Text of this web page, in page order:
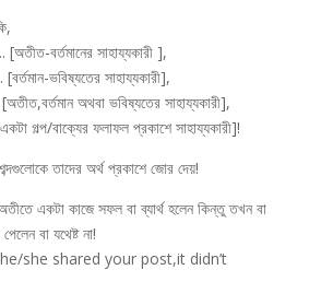
বর্তমানের সাহায্যকারী ],
ভবিষ্যতের সাহায্যকারী],
অথবা ভবিষ্যতের সাহায্যকারী],
গল্প/বাক্যের ফলাফল প্রকাশে সাহায্যকারী]!
তাদের অর্থ প্রকাশে জোর দেয়!
একটা কাজে সফল বা ব্যার্থ হলেন কিন্তু তখন বা
বা যথেষ্ট না!
she shared your post,it didn’t